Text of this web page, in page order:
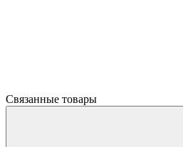
Связанные товары